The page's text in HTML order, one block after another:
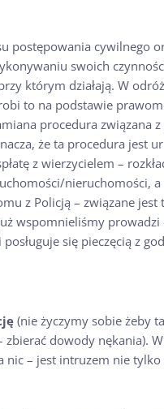
postępowania cywilnego
swoich
którym działają. W
to na podstawie
procedura związana
że ta procedura jest
z wierzycielem –
nieruchomości,
z Policją – związane
wspomnieliśmy prowadzi
się pieczęcią z
(nie życzymy sobie żeby
dowody nękania).
– jest intruzem nie